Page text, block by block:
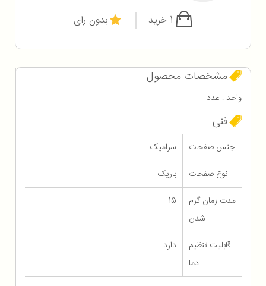
بدون رای
مشخصات محصول
واحد : عدد
فنی
جنس صفحات
سرامیک
نوع صفحات
باریک
مدت زمان گرم
شدن
15
قابلیت تنظیم
دما
دارد